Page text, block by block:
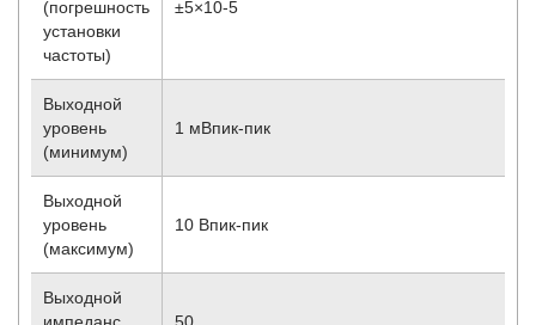
(погрешность
установки
частоты)
±5×10-5
Выходной
уровень
(минимум)
1 мВпик-пик
Выходной
уровень
(максимум)
10 Впик-пик
Выходной